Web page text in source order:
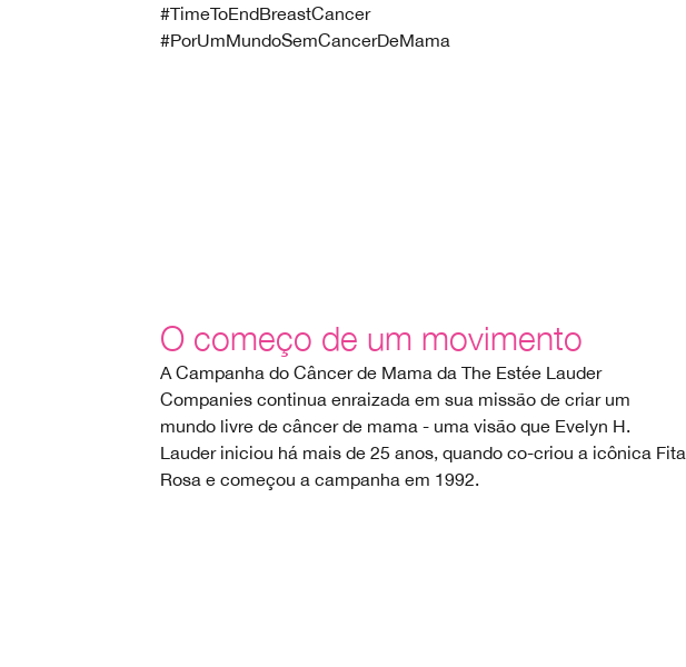
#TimeToEndBreastCancer
#PorUmMundoSemCancerDeMama
O começo de um movimento
A Campanha do Câncer de Mama da The Estée Lauder
Companies continua enraizada em sua missão de criar um
mundo livre de câncer de mama - uma visão que Evelyn H.
Lauder iniciou há mais de 25 anos, quando co-criou a icônica Fita
Rosa e começou a campanha em 1992.